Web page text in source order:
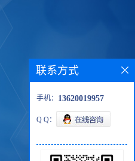
联系方式
手机： 13620019957
Q Q：